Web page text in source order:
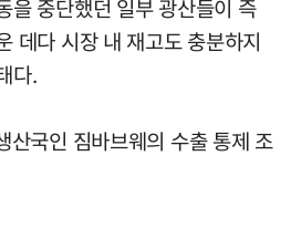
을 중단했던 일부 광산들이 즉
데다 시장 내 재고도 충분하지
다.
산국인 짐바브웨의 수출 통제 조